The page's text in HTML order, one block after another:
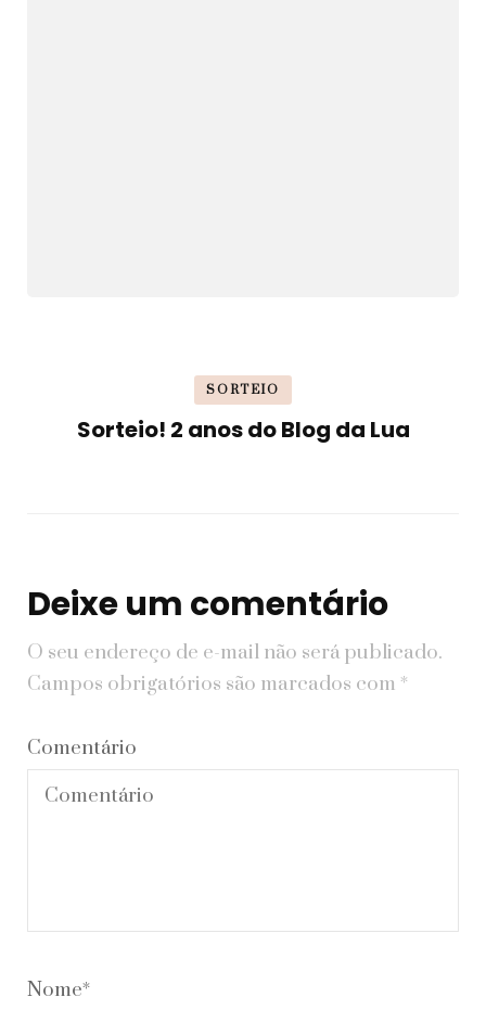
SORTEIO
Sorteio! 2 anos do Blog da Lua
Deixe um comentário
O seu endereço de e-mail não será publicado.
Campos obrigatórios são marcados com *
Comentário
Nome*